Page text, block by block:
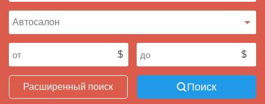
Расширенный поиск Поиск